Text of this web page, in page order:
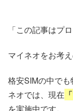
「この記事はプ
マイネオをお考
格安SIMの中で
ネオでは、現在